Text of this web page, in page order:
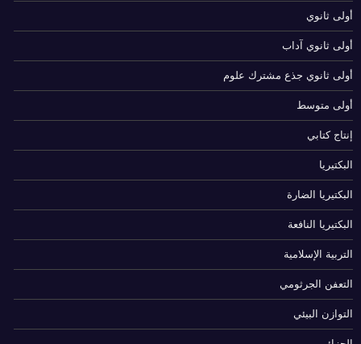
أولى ثانوي
أولى ثانوي آداب
أولى ثانوي جذع مشترك علوم
أولى متوسط
إنتاج كتابي
البكتيريا
البكتيريا الضارة
البكتيريا النافعة
التربية الإسلامية
التعفن الجرثومي
التوازن البيئي